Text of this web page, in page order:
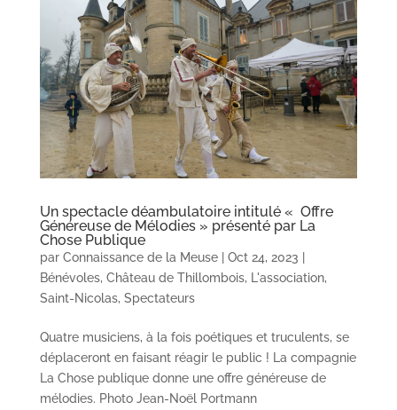
Un spectacle déambulatoire intitulé « Offre
Généreuse de Mélodies » présenté par La
Chose Publique
par Connaissance de la Meuse| Oct 24, 2023 |
Bénévoles, Château de Thillombois, L'association,
Saint-Nicolas, Spectateurs
Quatre musiciens, à la fois poétiques et truculents, se
déplaceront en faisant réagir le public ! La compagnie
La Chose publique donne une offre généreuse de
mélodies. Photo Jean-Noël Portmann